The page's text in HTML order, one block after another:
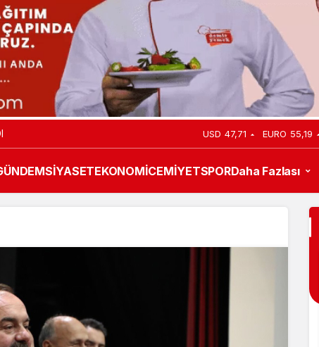
USD 47,71 EURO 55,19
SİYASETEKONOMİCEMİYETSPORDaha Fazlası